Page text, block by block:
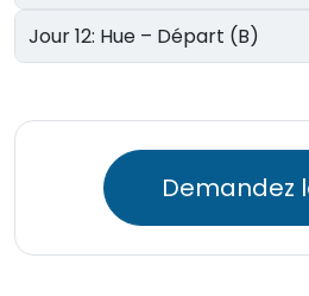
Jour 12: Hue – Départ (B)
Demandez